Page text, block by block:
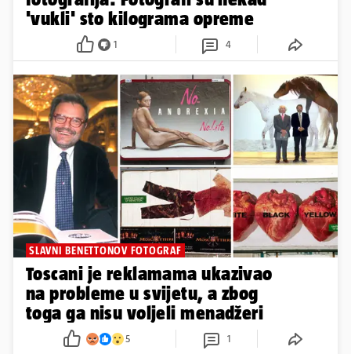
'vukli' sto kilograma opreme
1 4
SLAVNI BENETTONOV FOTOGRAF
Toscani je reklamama ukazivao
na probleme u svijetu, a zbog
toga ga nisu voljeli menadžeri
5 1